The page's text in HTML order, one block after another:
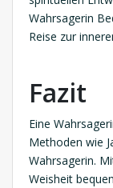
Wahrsagerin
Reise zur
Fazit
Eine
Methoden wie
Wahrsagerin.
Weisheit